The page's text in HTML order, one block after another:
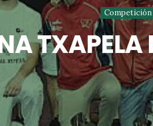
Competición
TXAPELA